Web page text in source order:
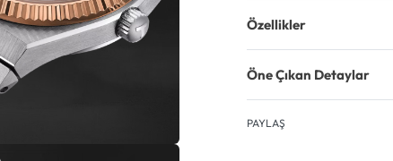
Özellikler
Öne Çıkan Detaylar
PAYLAŞ